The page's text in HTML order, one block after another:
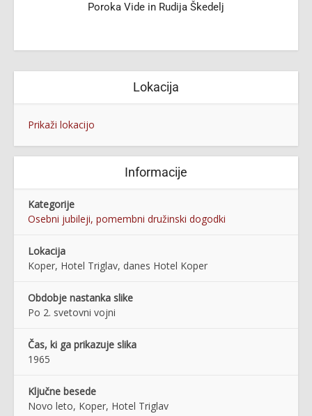
Poroka Vide in Rudija Škedelj
Lokacija
Prikaži lokacijo
Informacije
Kategorije
Osebni jubileji, pomembni družinski dogodki
Lokacija
Koper, Hotel Triglav, danes Hotel Koper
Obdobje nastanka slike
Po 2. svetovni vojni
Čas, ki ga prikazuje slika
1965
Ključne besede
Novo leto, Koper, Hotel Triglav